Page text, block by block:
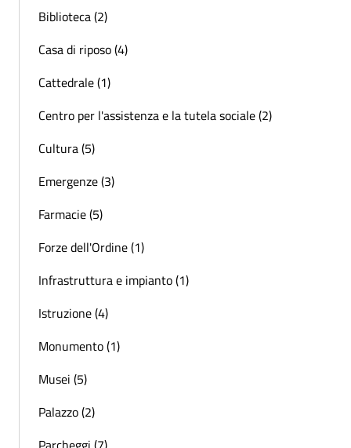
Biblioteca (2)
Casa di riposo (4)
Cattedrale (1)
Centro per l'assistenza e la tutela sociale (2)
Cultura (5)
Emergenze (3)
Farmacie (5)
Forze dell'Ordine (1)
Infrastruttura e impianto (1)
Istruzione (4)
Monumento (1)
Musei (5)
Palazzo (2)